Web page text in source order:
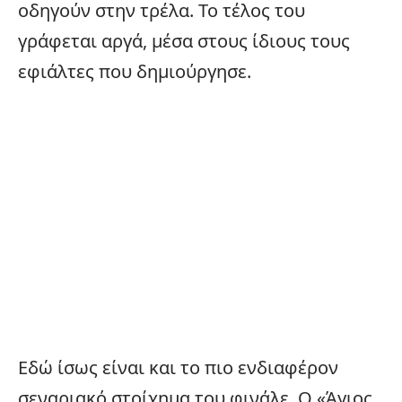
οδηγούν στην τρέλα. Το τέλος του
γράφεται αργά, μέσα στους ίδιους τους
εφιάλτες που δημιούργησε.
Εδώ ίσως είναι και το πιο ενδιαφέρον